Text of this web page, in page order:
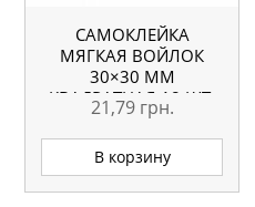
САМОКЛЕЙКА
МЯГКАЯ ВОЙЛОК
30×30 ММ
КВАДРАТНАЯ 18 ШТ.
21,79 грн.
В корзину